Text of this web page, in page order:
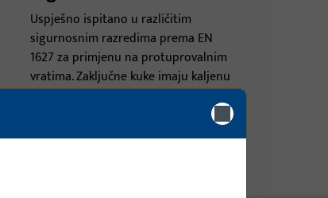
Uspješno ispitano u različitim
sigurnosnim razredima prema EN
1627 za primjenu na protuprovalnim
vratima. Zaključne kuke imaju kaljenu
čeličnu jezgru otpornu na piljenje i
protiv potiskivanja.